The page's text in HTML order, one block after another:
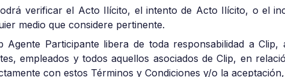
verificar el Acto Ilícito, el intento de Acto Ilícito, o el
medio que considere pertinente.
Agente Participante libera de toda responsabilidad a
empleados y todos aquellos asociados de Clip, en
con estos Términos y Condiciones y/o la